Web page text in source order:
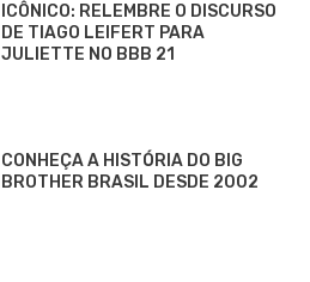
ICÔNICO: RELEMBRE O DISCURSO
DE TIAGO LEIFERT PARA
JULIETTE NO BBB 21
CONHEÇA A HISTÓRIA DO BIG
BROTHER BRASIL DESDE 2002